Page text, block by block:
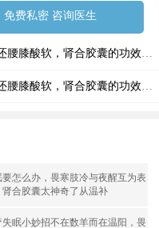
免费私密 咨询医生
，肾合胶囊的功效和作用帮你搞清楚
，肾合胶囊的功效和作用帮你搞清楚
要怎么办，畏寒肢冷与夜醒互为表
肾合胶囊太神奇了从温补
失眠小妙招不在数羊而在温阳，畏